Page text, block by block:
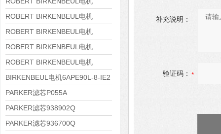
8APE160L-4-IE3
ROBERT BIRKENBEUL电机
8APE112M-6K-IE3
ROBERT BIRKENBEUL电机
8APE100L-2 IE3
ROBERT BIRKENBEUL电机
8APE90S-4 IE3
ROBERT BIRKENBEUL电机
8APE80M-2K-IE3
BIRKENBEUL电机6APE90L-8-IE2
PARKER滤芯P055A
PARKER滤芯938902Q
PARKER滤芯936700Q
补充说明：
验证码：